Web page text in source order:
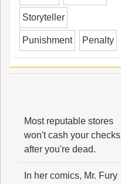
Storyteller
Punishment Penalty
Most reputable stores
won't cash your checks
after you're dead.
In her comics, Mr. Fury